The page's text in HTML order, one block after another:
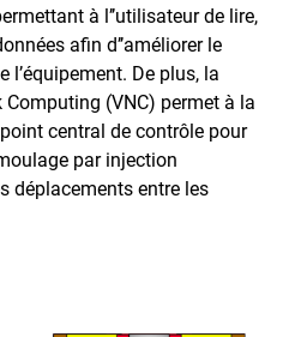
à l’’utilisateur de lire,
afin d’’améliorer le
l’équipement. De plus, la
(VNC) permet à la
central de contrôle pour
par injection
déplacements entre les